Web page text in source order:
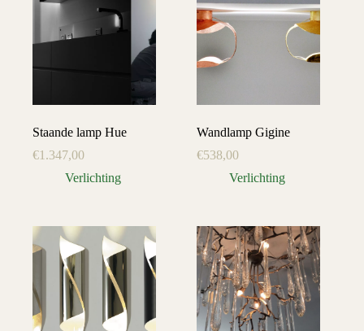
Staande lamp Hue
€1.347,00
Verlichting
Wandlamp Gigine
€538,00
Verlichting